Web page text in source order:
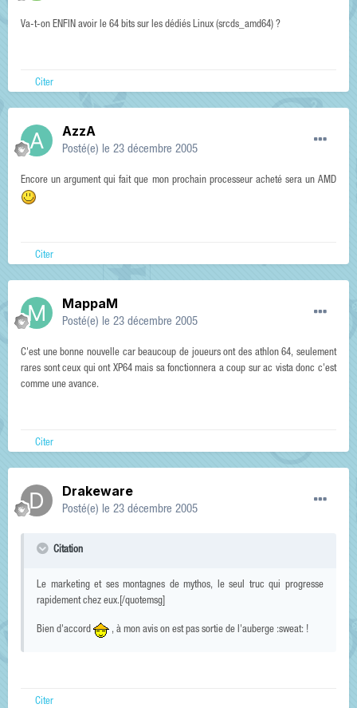
Va-t-on ENFIN avoir le 64 bits sur les dédiés Linux (srcds_amd64) ?
Citer
AzzA
Posté(e) le 23 décembre 2005
Encore un argument qui fait que mon prochain processeur acheté sera un AMD
Citer
MappaM
Posté(e) le 23 décembre 2005
C'est une bonne nouvelle car beaucoup de joueurs ont des athlon 64, seulement
rares sont ceux qui ont XP64 mais sa fonctionnera a coup sur ac vista donc c'est
comme une avance.
Citer
Drakeware
Posté(e) le 23 décembre 2005
Citation
Le marketing et ses montagnes de mythos, le seul truc qui progresse
rapidement chez eux.[/quotemsg]
Bien d'accord , à mon avis on est pas sortie de l'auberge :sweat: !
Citer